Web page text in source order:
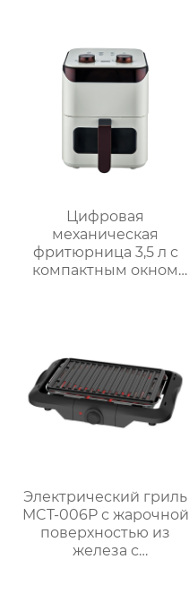
Цифровая
механическая
фритюрница 3,5 л с
компактным окном
Электрический гриль
MCT-006P с жарочной
поверхностью из
железа с